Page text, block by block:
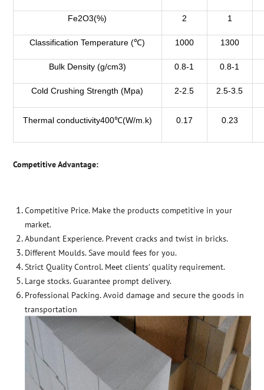
Fe2O3(%) 2 1
Classification Temperature (℃) 1000 1300
Bulk Density (g/cm3) 0.8-1 0.8-1
Cold Crushing Strength (Mpa) 2-2.5 2.5-3.5
Thermal conductivity400℃(W/m.k) 0.17 0.23
Competitive Advantage:
Competitive Price. Make the products competitive in your
market.
Abundant Experience. Prevent cracks and twist in bricks.
Different Moulds. Save mould fees for you.
Strict Quality Control. Meet clients’ quality requirement.
Large stocks. Guarantee prompt delivery.
Professional Packing. Avoid damage and secure the goods in
transportation